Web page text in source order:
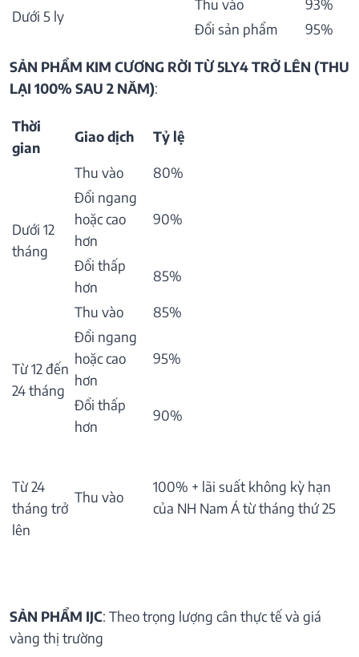
Dưới 5 ly
Thu vào
93%
Đổi sản phẩm
95%
SẢN PHẨM KIM CƯƠNG RỜI TỪ 5LY4 TRỞ LÊN (THU
LẠI 100% SAU 2 NĂM):
Thời
gian
Giao dịch Tỷ lệ
Dưới 12
tháng
Thu vào
80%
Đổi ngang
hoặc cao
hơn
90%
Đổi thấp
hơn
85%
Từ 12 đến
24 tháng
Thu vào
85%
Đổi ngang
hoặc cao
hơn
95%
Đổi thấp
hơn
90%
Từ 24
tháng trở
lên
Thu vào
100% + lãi suất không kỳ hạn
của NH Nam Á từ tháng thứ 25
SẢN PHẨM IJC: Theo trọng lượng cân thực tế và giá
vàng thị trường